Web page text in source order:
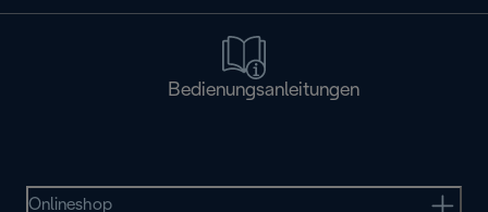
Bedienungsanleitungen
Onlineshop